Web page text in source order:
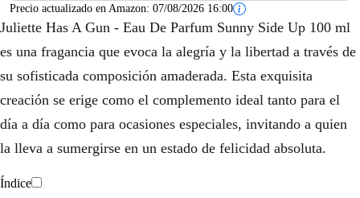
Precio actualizado en Amazon: 07/08/2026 16:00
Juliette Has A Gun - Eau De Parfum Sunny Side Up 100 ml
es una fragancia que evoca la alegría y la libertad a través de
su sofisticada composición amaderada. Esta exquisita
creación se erige como el complemento ideal tanto para el
día a día como para ocasiones especiales, invitando a quien
la lleva a sumergirse en un estado de felicidad absoluta.
Índice